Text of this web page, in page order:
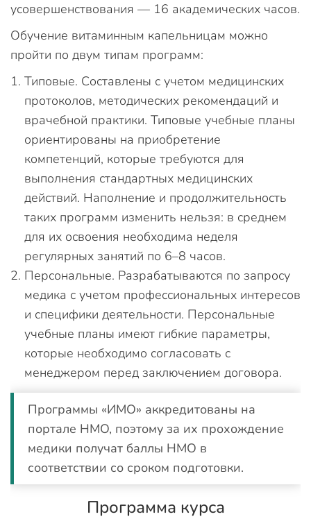
усовершенствования — 16 академических часов.
Обучение витаминным капельницам можно
пройти по двум типам программ:
Типовые. Составлены с учетом медицинских
протоколов, методических рекомендаций и
врачебной практики. Типовые учебные планы
ориентированы на приобретение
компетенций, которые требуются для
выполнения стандартных медицинских
действий. Наполнение и продолжительность
таких программ изменить нельзя: в среднем
для их освоения необходима неделя
регулярных занятий по 6–8 часов.
Персональные. Разрабатываются по запросу
медика с учетом профессиональных интересов
и специфики деятельности. Персональные
учебные планы имеют гибкие параметры,
которые необходимо согласовать с
менеджером перед заключением договора.
Программы «ИМО» аккредитованы на
портале НМО, поэтому за их прохождение
медики получат баллы НМО в
соответствии со сроком подготовки.
Программа курса